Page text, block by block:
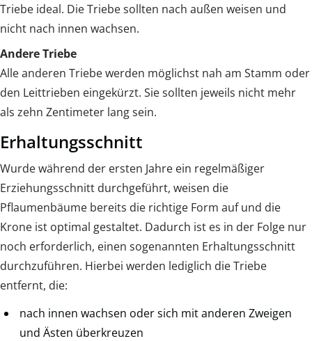
Triebe ideal. Die Triebe sollten nach außen weisen und
nicht nach innen wachsen.
Andere Triebe
Alle anderen Triebe werden möglichst nah am Stamm oder
den Leittrieben eingekürzt. Sie sollten jeweils nicht mehr
als zehn Zentimeter lang sein.
Erhaltungsschnitt
Wurde während der ersten Jahre ein regelmäßiger
Erziehungsschnitt durchgeführt, weisen die
Pflaumenbäume bereits die richtige Form auf und die
Krone ist optimal gestaltet. Dadurch ist es in der Folge nur
noch erforderlich, einen sogenannten Erhaltungsschnitt
durchzuführen. Hierbei werden lediglich die Triebe
entfernt, die:
nach innen wachsen oder sich mit anderen Zweigen
und Ästen überkreuzen